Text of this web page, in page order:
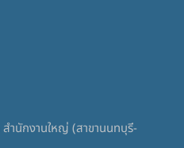
สำนักงานใหญ่ (สาขานนทบุรี-